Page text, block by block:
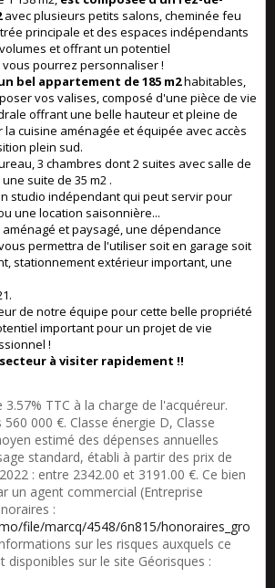
avec plusieurs petits salons, cheminée feu
principale et des espaces indépendants
et offrant un potentiel
pourrez personnaliser !
bel appartement de 185 m2habitables,
vos valises, composé d'une pièce de vie
offrant une belle hauteur et pleine de
cuisine aménagée et équipée avec accès
plein sud.
3 chambres dont 2 suites avec salle de
suite de 35 m2 .
studio indépendant qui peut servir pour
une location saisonnière...
et paysagé, une dépendance
permettra de l'utiliser soit en garage soit
stationnement extérieur important, une
de notre équipe pour cette belle propriété
important pour un projet de vie
!
à visiter rapidement !!
TTC à la charge de l'acquéreur.
000 €. Classe énergie D, Classe
estimé des dépenses annuelles
standard, établi à partir des prix de
: entre 2342.00 et 3191.00 €. Ce bien
un agent commercial (Entreprise
:
file/marcq/4548/6n815/honoraires_gro
sur les risques auxquels ce
disponibles sur le site Géorisques :